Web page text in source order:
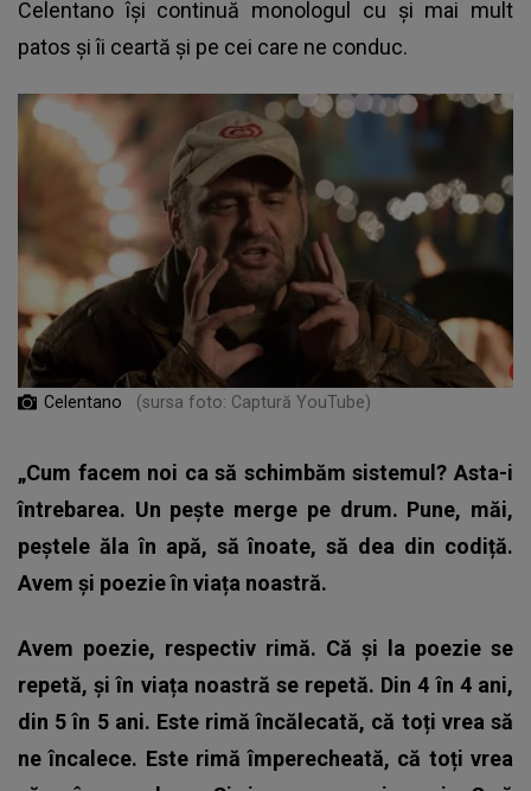
Celentano își continuă monologul cu și mai mult
patos și îi ceartă și pe cei care ne conduc.
Celentano (sursa foto: Captură YouTube)
„Cum facem noi ca să schimbăm sistemul? Asta-i
întrebarea. Un pește merge pe drum. Pune, măi,
peștele ăla în apă, să înoate, să dea din codiță.
Avem și poezie în viața noastră.
Avem poezie, respectiv rimă. Că și la poezie se
repetă, și în viața noastră se repetă. Din 4 în 4 ani,
din 5 în 5 ani. Este rimă încălecată, că toți vrea să
ne încalece. Este rimă împerecheată, că toți vrea